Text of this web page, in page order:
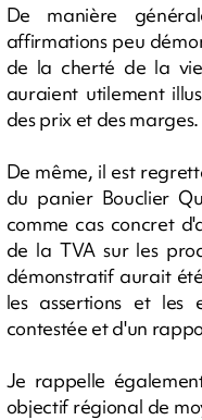
De manière
affirmations peu
de la cherté de la
auraient utilement
des prix et des marges.
De même, il est
du panier Bouclier
comme cas concret
de la TVA sur les
démonstratif aurait
les assertions et les
contestée et d'un
Je rappelle
objectif régional de